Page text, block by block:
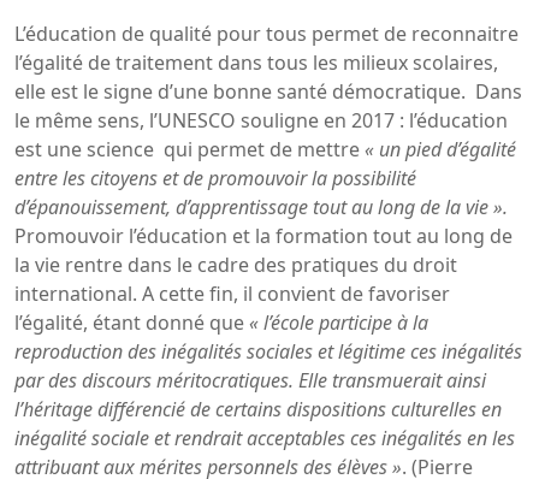
L’éducation de qualité pour tous permet de reconnaitre
l’égalité de traitement dans tous les milieux scolaires,
elle est le signe d’une bonne santé démocratique. Dans
le même sens, l’UNESCO souligne en 2017 : l’éducation
est une science qui permet de mettre« un pied d’égalité
entre les citoyens et de promouvoir la possibilité
d’épanouissement, d’apprentissage tout au long de la vie ».
Promouvoir l’éducation et la formation tout au long de
la vie rentre dans le cadre des pratiques du droit
international. A cette fin, il convient de favoriser
l’égalité, étant donné que« l’école participe à la
reproduction des inégalités sociales et légitime ces inégalités
par des discours méritocratiques. Elle transmuerait ainsi
l’héritage différencié de certains dispositions culturelles en
inégalité sociale et rendrait acceptables ces inégalités en les
attribuant aux mérites personnels des élèves ». (Pierre